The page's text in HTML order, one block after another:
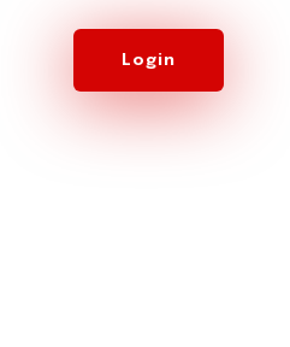
Login